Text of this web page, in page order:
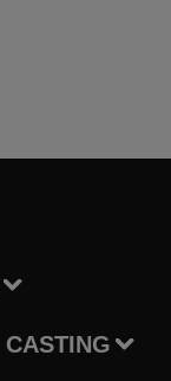
CASTING